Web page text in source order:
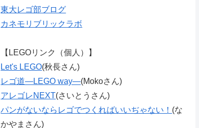
東大レゴ部ブログ
カネモリブリックラボ
【LEGOリンク（個人）】
Let's LEGO(秋長さん)
レゴ道―LEGO way―(Mokoさん)
アレゴレNEXT(さいとうさん)
パンがないならレゴでつくればいいぢゃない！ (な
かやまさん)